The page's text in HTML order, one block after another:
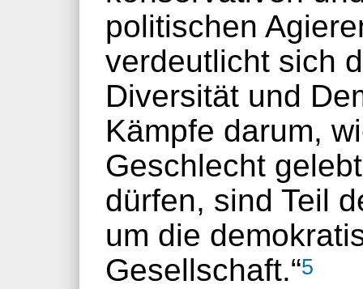
politischen
verdeutlicht sich
Diversität und
Kämpfe darum,
Geschlecht
dürfen, sind Teil
um die
Gesellschaft.“5